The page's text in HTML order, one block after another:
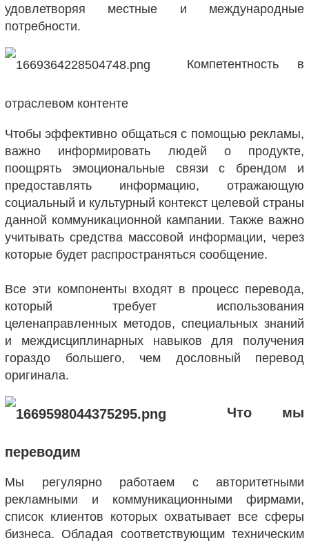
удовлетворяя местные и международные
потребности.
Компетентность в
отраслевом контенте
Чтобы эффективно общаться с помощью рекламы,
важно информировать людей о продукте,
поощрять эмоциональные связи с брендом и
предоставлять информацию, отражающую
социальный и культурный контекст целевой страны
данной коммуникационной кампании. Также важно
учитывать средства массовой информации, через
которые будет распространяться сообщение.
Все эти компоненты входят в процесс перевода,
который требует использования
целенаправленных методов, специальных знаний
и междисциплинарных навыков для получения
гораздо большего, чем дословный перевод
оригинала.
Что мы
переводим
Мы регулярно работаем с авторитетными
рекламными и коммуникационными фирмами,
список клиентов которых охватывает все сферы
бизнеса. Обладая соответствующим техническим